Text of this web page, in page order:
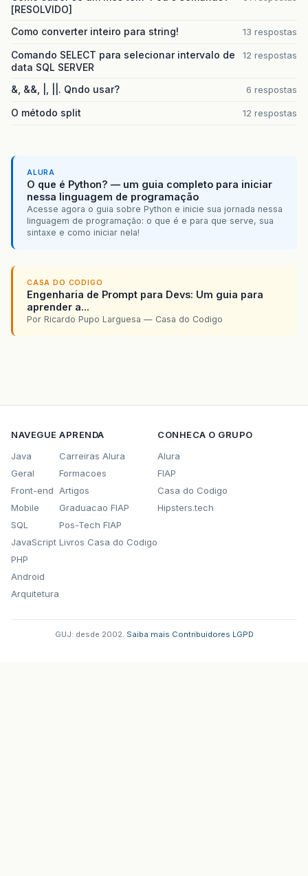
[RESOLVIDO]
Como converter inteiro para string! 13 respostas
Comando SELECT para selecionar intervalo de
data SQL SERVER
12 respostas
&, &&, |, ||. Qndo usar? 6 respostas
O método split 12 respostas
ALURA
O que é Python? — um guia completo para iniciar
nessa linguagem de programação
Acesse agora o guia sobre Python e inicie sua jornada nessa
linguagem de programação: o que é e para que serve, sua
sintaxe e como iniciar nela!
CASA DO CODIGO
Engenharia de Prompt para Devs: Um guia para
aprender a...
Por Ricardo Pupo Larguesa — Casa do Codigo
NAVEGUE
Java
Geral
Front-end
Mobile
SQL
JavaScript
PHP
Android
Arquitetura
APRENDA
Carreiras Alura
Formacoes
Artigos
Graduacao FIAP
Pos-Tech FIAP
Livros Casa do Codigo
CONHECA O GRUPO
Alura
FIAP
Casa do Codigo
Hipsters.tech
GUJ: desde 2002. Saiba mais Contribuidores LGPD